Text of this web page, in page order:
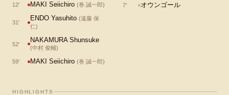
12' MAKI Seiichiro (巻 誠一郎)
31'
ENDO Yasuhito (遠藤 保
仁)
52'
NAKAMURA Shunsuke
(中村 俊輔)
59' MAKI Seiichiro (巻 誠一郎)
7' オウンゴール
HIGHLIGHTS